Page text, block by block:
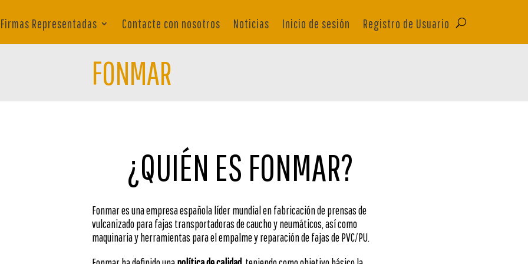
Firmas Representadas Contacte con nosotros Noticias Inicio de sesión Registro de Usuario
FONMAR
¿QUIÉN ES FONMAR?
Fonmar es una empresa española líder mundial en fabricación de prensas de
vulcanizado para fajas transportadoras de caucho y neumáticos, así como
maquinaria y herramientas para el empalme y reparación de fajas de PVC/PU.